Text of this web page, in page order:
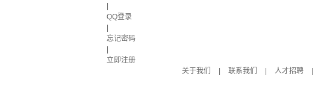
QQ登录
忘记密码
立即注册
关于我们
联系我们 人才招聘